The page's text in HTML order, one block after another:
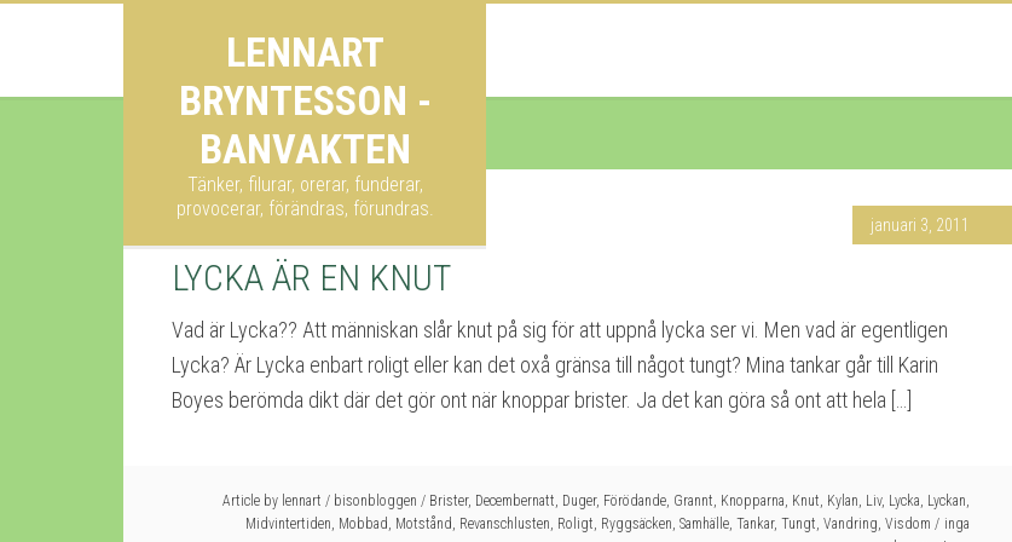
LENNART
BRYNTESSON -
BANVAKTEN
Tänker, filurar, orerar, funderar,
provocerar, förändras, förundras.
januari 3, 2011
LYCKA ÄR EN KNUT
Vad är Lycka?? Att människan slår knut på sig för att uppnå lycka ser vi. Men vad är egentligen
Lycka? Är Lycka enbart roligt eller kan det oxå gränsa till något tungt? Mina tankar går till Karin
Boyes berömda dikt där det gör ont när knoppar brister. Ja det kan göra så ont att hela […]
Article by lennart / bisonbloggen / Brister, Decembernatt, Duger, Förödande, Grannt, Knopparna, Knut, Kylan, Liv, Lycka, Lyckan,
Midvintertiden, Mobbad, Motstånd, Revanschlusten, Roligt, Ryggsäcken, Samhälle, Tankar, Tungt, Vandring, Visdom
inga